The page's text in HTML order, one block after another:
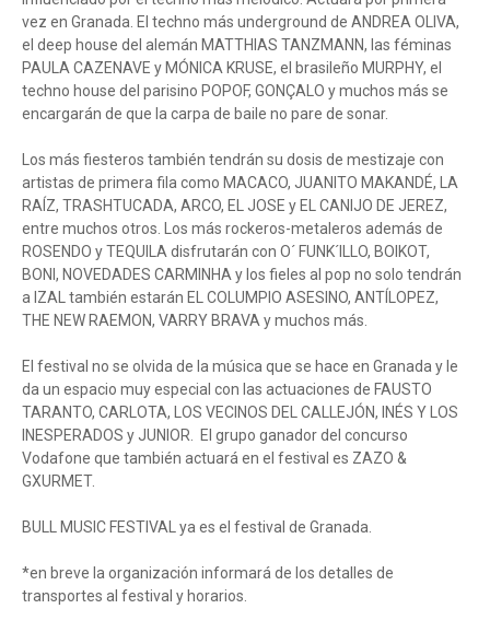
vez en Granada. El techno más underground de ANDREA OLIVA,
el deep house del alemán MATTHIAS TANZMANN, las féminas
PAULA CAZENAVE y MÓNICA KRUSE, el brasileño MURPHY, el
techno house del parisino POPOF, GONÇALO y muchos más se
encargarán de que la carpa de baile no pare de sonar.
Los más fiesteros también tendrán su dosis de mestizaje con
artistas de primera fila como MACACO, JUANITO MAKANDÉ, LA
RAÍZ, TRASHTUCADA, ARCO, EL JOSE y EL CANIJO DE JEREZ,
entre muchos otros. Los más rockeros-metaleros además de
ROSENDO y TEQUILA disfrutarán con O´ FUNK´ILLO, BOIKOT,
BONI, NOVEDADES CARMINHA y los fieles al pop no solo tendrán
a IZAL también estarán EL COLUMPIO ASESINO, ANTÍLOPEZ,
THE NEW RAEMON, VARRY BRAVA y muchos más.
El festival no se olvida de la música que se hace en Granada y le
da un espacio muy especial con las actuaciones de FAUSTO
TARANTO, CARLOTA, LOS VECINOS DEL CALLEJÓN, INÉS Y LOS
INESPERADOS y JUNIOR. El grupo ganador del concurso
Vodafone que también actuará en el festival es ZAZO &
GXURMET.
BULL MUSIC FESTIVAL ya es el festival de Granada.
*en breve la organización informará de los detalles de
transportes al festival y horarios.